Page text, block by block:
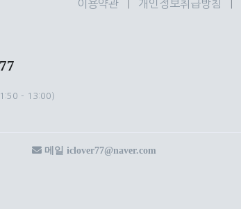
이용약관 개인정보취급방침
- 13:00)
메일 iclover77@naver.com